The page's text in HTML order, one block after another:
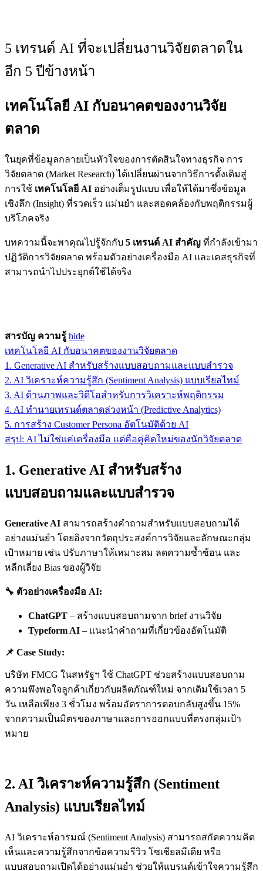
5 เทรนด์ AI ที่จะเปลี่ยนงานวิจัยตลาดใน
อีก 5 ปีข้างหน้า
เทคโนโลยี AI กับอนาคตของงานวิจัย
ตลาด
ในยุคที่ข้อมูลกลายเป็นหัวใจของการตัดสินใจทางธุรกิจ การ
วิจัยตลาด (Market Research) ได้เปลี่ยนผ่านจากวิธีการดั้งเดิมสู่
การใช้ เทคโนโลยี AI อย่างเต็มรูปแบบ เพื่อให้ได้มาซึ่งข้อมูล
เชิงลึก (Insight) ที่รวดเร็ว แม่นยำ และสอดคล้องกับพฤติกรรมผู้
บริโภคจริง
บทความนี้จะพาคุณไปรู้จักกับ 5 เทรนด์ AI สำคัญ ที่กำลังเข้ามา
ปฏิวัติการวิจัยตลาด พร้อมตัวอย่างเครื่องมือ AI และเคสธุรกิจที่
สามารถนำไปประยุกต์ใช้ได้จริง
สารบัญ ความรู้ hide
เทคโนโลยี AI กับอนาคตของงานวิจัยตลาด
1. Generative AI สำหรับสร้างแบบสอบถามและแบบสำรวจ
2. AI วิเคราะห์ความรู้สึก (Sentiment Analysis) แบบเรียลไทม์
3. AI ด้านภาพและวิดีโอสำหรับการวิเคราะห์พฤติกรรม
4. AI ทำนายเทรนด์ตลาดล่วงหน้า (Predictive Analytics)
5. การสร้าง Customer Persona อัตโนมัติด้วย AI
สรุป: AI ไม่ใช่แค่เครื่องมือ แต่คือคู่คิดใหม่ของนักวิจัยตลาด
1. Generative AI สำหรับสร้าง
แบบสอบถามและแบบสำรวจ
Generative AI สามารถสร้างคำถามสำหรับแบบสอบถามได้
อย่างแม่นยำ โดยอิงจากวัตถุประสงค์การวิจัยและลักษณะกลุ่ม
เป้าหมาย เช่น ปรับภาษาให้เหมาะสม ลดความซ้ำซ้อน และ
หลีกเลี่ยง Bias ของผู้วิจัย
🔧 ตัวอย่างเครื่องมือ AI:
ChatGPT – สร้างแบบสอบถามจาก brief งานวิจัย
Typeform AI – แนะนำคำถามที่เกี่ยวข้องอัตโนมัติ
📌 Case Study:
บริษัท FMCG ในสหรัฐฯ ใช้ ChatGPT ช่วยสร้างแบบสอบถาม
ความพึงพอใจลูกค้าเกี่ยวกับผลิตภัณฑ์ใหม่ จากเดิมใช้เวลา 5
วัน เหลือเพียง 3 ชั่วโมง พร้อมอัตราการตอบกลับสูงขึ้น 15%
จากความเป็นมิตรของภาษาและการออกแบบที่ตรงกลุ่มเป้า
หมาย
2. AI วิเคราะห์ความรู้สึก (Sentiment
Analysis) แบบเรียลไทม์
AI วิเคราะห์อารมณ์ (Sentiment Analysis) สามารถสกัดความคิด
เห็นและความรู้สึกจากข้อความรีวิว โซเชียลมีเดีย หรือ
แบบสอบถามเปิดได้อย่างแม่นยำ ช่วยให้แบรนด์เข้าใจความรู้สึก